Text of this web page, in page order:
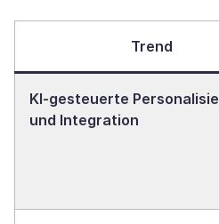
Trend
KI-gesteuerte
und Integration